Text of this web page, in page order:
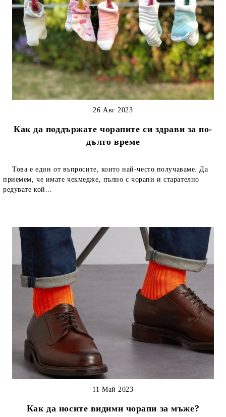
Как да поддържате чорапите си здрави за по-
дълго време
26 Авг 2023
Това е един от въпросите, които най-често получаваме. Да
приемем, че имате чекмедже, пълно с чорапи и старателно
редувате кой...
Как да носите видими чорапи за мъже?
11 Май 2023